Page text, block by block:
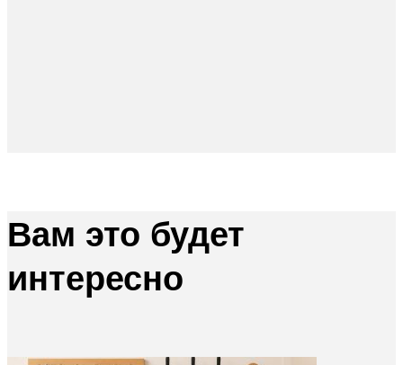
Вам это будет
интересно